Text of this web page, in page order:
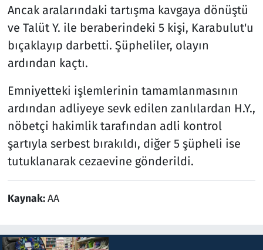
Ancak aralarındaki tartışma kavgaya dönüştü
ve Talüt Y. ile beraberindeki 5 kişi, Karabulut'u
bıçaklayıp darbetti. Şüpheliler, olayın
ardından kaçtı.
Emniyetteki işlemlerinin tamamlanmasının
ardından adliyeye sevk edilen zanlılardan H.Y.,
nöbetçi hakimlik tarafından adli kontrol
şartıyla serbest bırakıldı, diğer 5 şüpheli ise
tutuklanarak cezaevine gönderildi.
Kaynak:AA